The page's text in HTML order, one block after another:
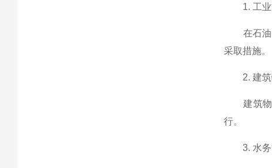
1. 工业
在石油、
采取措施。
2. 建筑
建筑物中
行。
3. 水务